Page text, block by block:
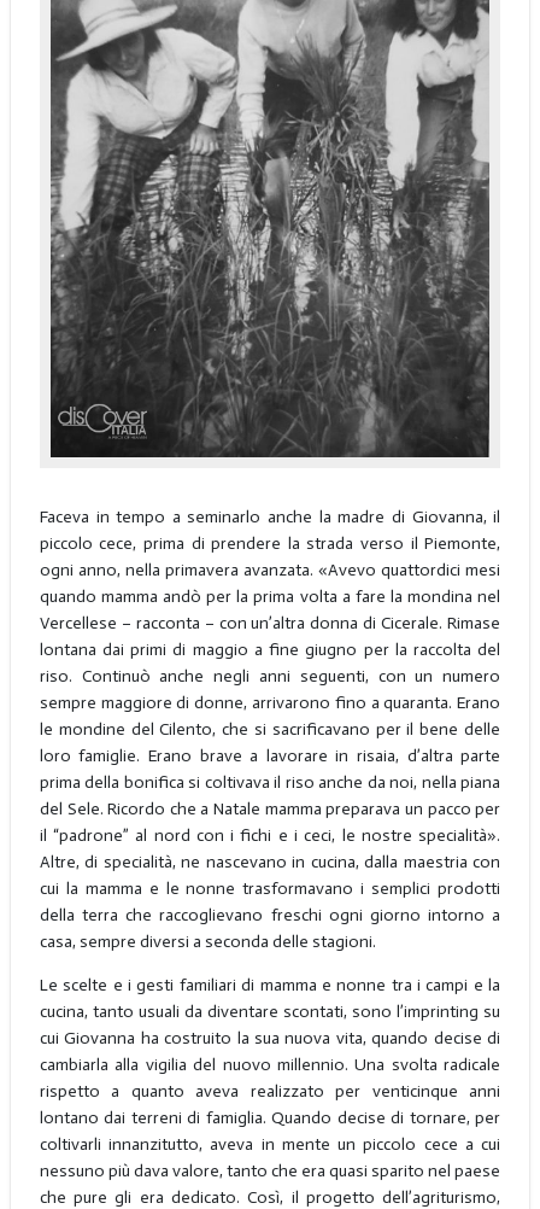
Faceva in tempo a seminarlo anche la madre di Giovanna, il
piccolo cece, prima di prendere la strada verso il Piemonte,
ogni anno, nella primavera avanzata. «Avevo quattordici mesi
quando mamma andò per la prima volta a fare la mondina nel
Vercellese – racconta – con un’altra donna di Cicerale. Rimase
lontana dai primi di maggio a fine giugno per la raccolta del
riso. Continuò anche negli anni seguenti, con un numero
sempre maggiore di donne, arrivarono fino a quaranta. Erano
le mondine del Cilento, che si sacrificavano per il bene delle
loro famiglie. Erano brave a lavorare in risaia, d’altra parte
prima della bonifica si coltivava il riso anche da noi, nella piana
del Sele. Ricordo che a Natale mamma preparava un pacco per
il “padrone” al nord con i fichi e i ceci, le nostre specialità».
Altre, di specialità, ne nascevano in cucina, dalla maestria con
cui la mamma e le nonne trasformavano i semplici prodotti
della terra che raccoglievano freschi ogni giorno intorno a
casa, sempre diversi a seconda delle stagioni.
Le scelte e i gesti familiari di mamma e nonne tra i campi e la
cucina, tanto usuali da diventare scontati, sono l’imprinting su
cui Giovanna ha costruito la sua nuova vita, quando decise di
cambiarla alla vigilia del nuovo millennio. Una svolta radicale
rispetto a quanto aveva realizzato per venticinque anni
lontano dai terreni di famiglia. Quando decise di tornare, per
coltivarli innanzitutto, aveva in mente un piccolo cece a cui
nessuno più dava valore, tanto che era quasi sparito nel paese
che pure gli era dedicato. Così, il progetto dell’agriturismo,